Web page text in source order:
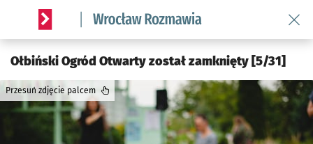
Serwis informacyjny wroclaw.pl podserwis: Rozmawia
Ołbiński Ogród Otwarty został zamknięty [5/31]
Przesuń zdjęcie palcem